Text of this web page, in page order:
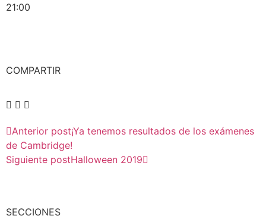
21:00
COMPARTIR
Anterior post¡Ya tenemos resultados de los exámenes
de Cambridge!
Siguiente postHalloween 2019
SECCIONES